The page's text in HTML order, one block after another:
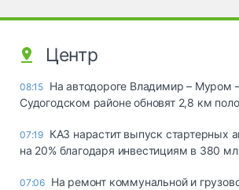
Центр
08:15 На автодороге Владимир – Муром
Судогодском районе обновят 2,8 км
07:19 КАЗ нарастит выпуск стартерных
на 20% благодаря инвестициям в 380
07:06 На ремонт коммунальной и